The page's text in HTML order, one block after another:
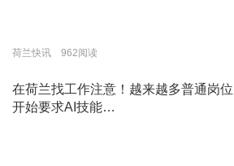
荷兰快讯 962阅读
在荷兰找工作注意！越来越多普通岗位
开始要求AI技能…